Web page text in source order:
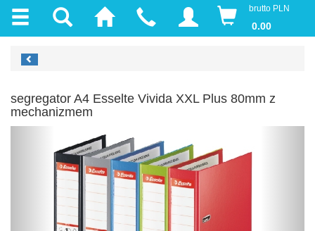
brutto PLN
0.00
segregator A4 Esselte Vivida XXL Plus 80mm z
mechanizmem